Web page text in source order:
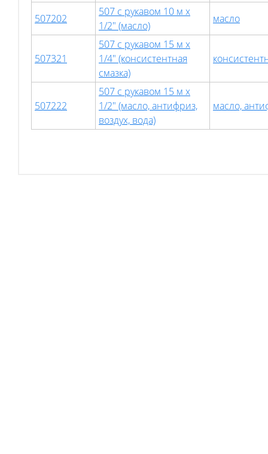
507202
507 с рукавом 10 м х
1/2" (масло)
масло
507321
507 с рукавом 15 м х
1/4" (консистентная
смазка)
507222
507 с рукавом 15 м х
1/2" (масло, антифриз,
воздух, вода)
масло,